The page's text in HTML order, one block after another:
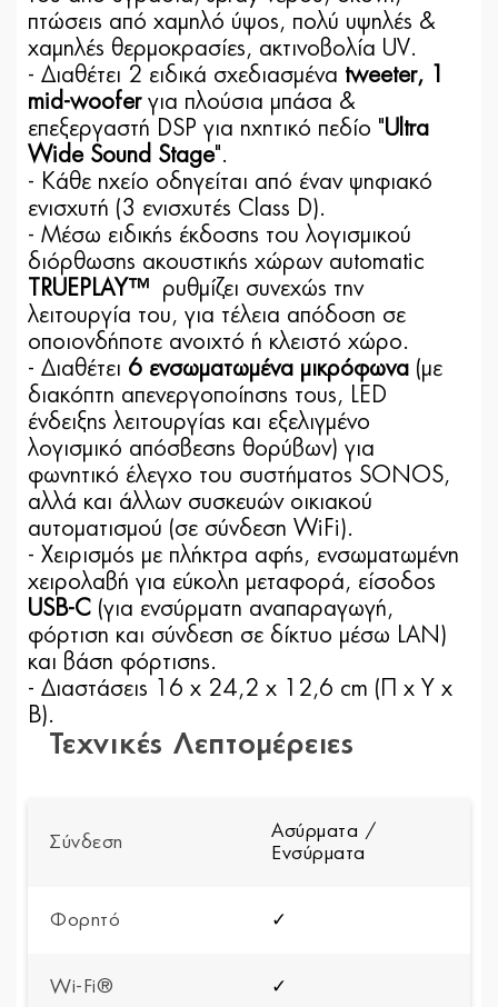
πτώσεις από χαμηλό ύψος, πολύ υψηλές &
χαμηλές θερμοκρασίες, ακτινοβολία UV.
- Διαθέτει 2 ειδικά σχεδιασμένα tweeter, 1
mid-wooferγια πλούσια μπάσα &
επεξεργαστή DSP για ηχητικό πεδίο "Ultra
Wide Sound Stage".
- Κάθε ηχείο οδηγείται από έναν ψηφιακό
ενισχυτή (3 ενισχυτές Class D).
- Μέσω ειδικής έκδοσης του λογισμικού
διόρθωσης ακουστικής χώρων automatic
TRUEPLAY™ ρυθμίζει συνεχώς την
λειτουργία του, για τέλεια απόδοση σε
οποιονδήποτε ανοιχτό ή κλειστό χώρο.
- Διαθέτει 6 ενσωματωμένα μικρόφωνα (με
διακόπτη απενεργοποίησης τους, LED
ένδειξης λειτουργίας και εξελιγμένο
λογισμικό απόσβεσης θορύβων) για
φωνητικό έλεγχο του συστήματος SONOS,
αλλά και άλλων συσκευών οικιακού
αυτοματισμού (σε σύνδεση WiFi).
- Χειρισμός με πλήκτρα αφής, ενσωματωμένη
χειρολαβή για εύκολη μεταφορά, είσοδος
USB-C (για ενσύρματη αναπαραγωγή,
φόρτιση και σύνδεση σε δίκτυο μέσω LAN)
και βάση φόρτισης.
- Διαστάσεις 16 x 24,2 x 12,6 cm (Π x Υ x
B).
Τεχνικές Λεπτομέρειες
Σύνδεση
Ασύρματα /
Ενσύρματα
Φορητό ✓
Wi-Fi® ✓